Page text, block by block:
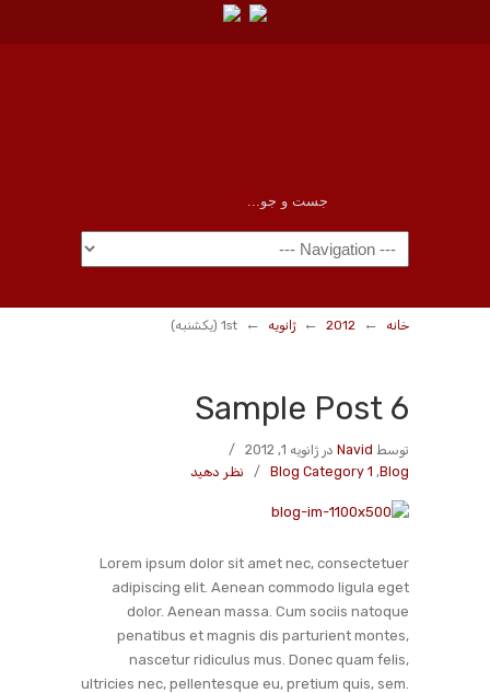
خانه ←
2012
← ژانویه ← 1st (یکشنبه)
Sample Post 6
توسط Navid در ژانویه 1, 2012
/
Blog
,
Blog Category 1
/ نظر دهید
Lorem ipsum dolor sit amet nec, consectetuer
adipiscing elit. Aenean commodo ligula eget
dolor. Aenean massa. Cum sociis natoque
penatibus et magnis dis parturient montes,
nascetur ridiculus mus. Donec quam felis,
ultricies nec, pellentesque eu, pretium quis, sem.